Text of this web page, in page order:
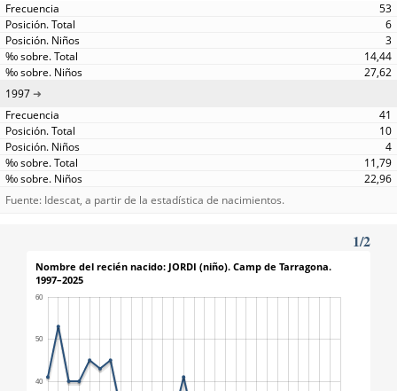
53
6
3
14,44
27,62
1997
41
10
4
11,79
22,96
Fuente: Idescat, a partir de la estadística de nacimientos.